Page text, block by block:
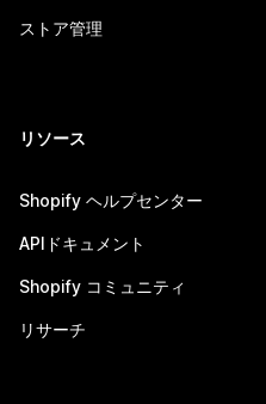
ストア管理
リソース
Shopify ヘルプセンター
APIドキュメント
Shopify コミュニティ
リサーチ